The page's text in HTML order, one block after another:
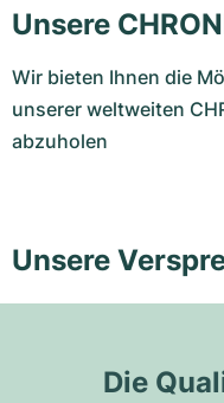
Unsere
Wir bieten Ihnen die
unserer weltweiten
abzuholen
Unsere
Die